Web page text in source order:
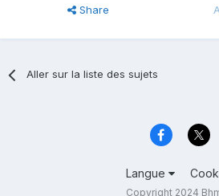
Share
Aller sur la liste des sujets
Langue
Copyright 2024